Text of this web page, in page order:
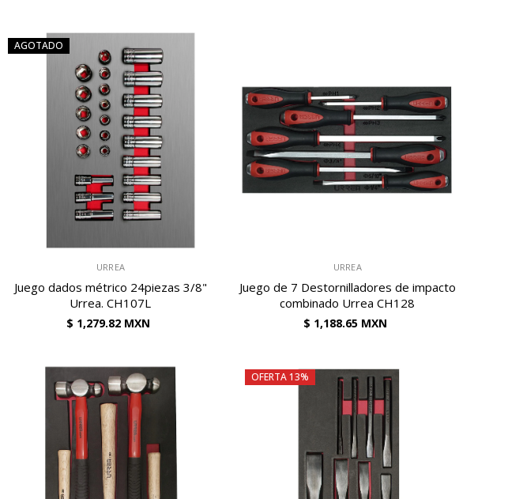
AGOTADO
URREA
Juego dados métrico 24piezas 3/8"
Urrea. CH107L
$ 1,279.82 MXN
URREA
Juego de 7 Destornilladores de impacto
combinado Urrea CH128
$ 1,188.65 MXN
OFERTA 13%